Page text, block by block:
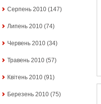
Серпень 2010 (147)
Липень 2010 (74)
Червень 2010 (34)
Травень 2010 (57)
Квітень 2010 (91)
Березень 2010 (75)